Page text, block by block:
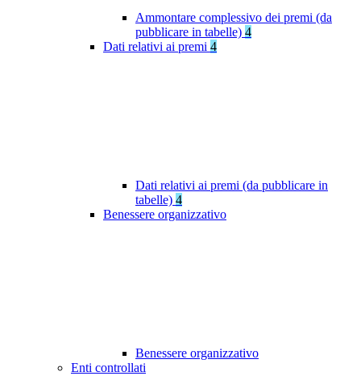
Ammontare complessivo dei premi (da
pubblicare in tabelle) 4
Dati relativi ai premi 4
Dati relativi ai premi (da pubblicare in
tabelle) 4
Benessere organizzativo
Benessere organizzativo
Enti controllati